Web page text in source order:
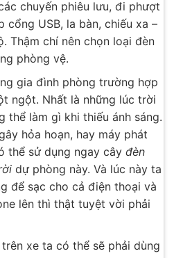
chuyến phiêu lưu, đi phượt
cổng USB, la bàn, chiếu xa –
Thậm chí nên chọn loại đèn
phòng vệ.
gia đình phòng trường hợp
ngột. Nhất là những lúc trời
thể làm gì khi thiếu ánh sáng.
hỏa hoạn, hay máy phát
thể sử dụng ngay cây đèn
dự phòng này. Và lúc này ta
để sạc cho cả điện thoại và
lên thì thật tuyệt vời phải
xe ta có thể sẽ phải dùng